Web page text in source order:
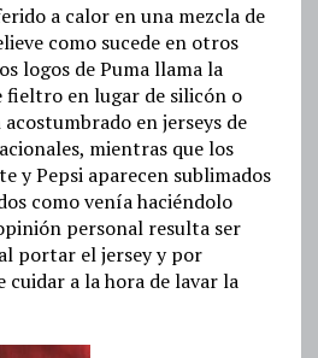
a calor en una mezcla de
como sucede en otros
logos de Puma llama la
fieltro en lugar de silicón o
en jerseys de
mientras que los
y Pepsi aparecen sublimados
como venía haciéndolo
personal resulta ser
portar el jersey y por
cuidar a la hora de lavar la